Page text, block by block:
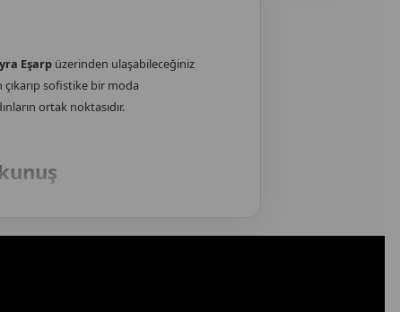
Eşarpüzerinden ulaşabileceğiniz
çıkarıp sofistike bir moda
ortak noktasıdır.
şekil alan bu eşarplar, en yoğun